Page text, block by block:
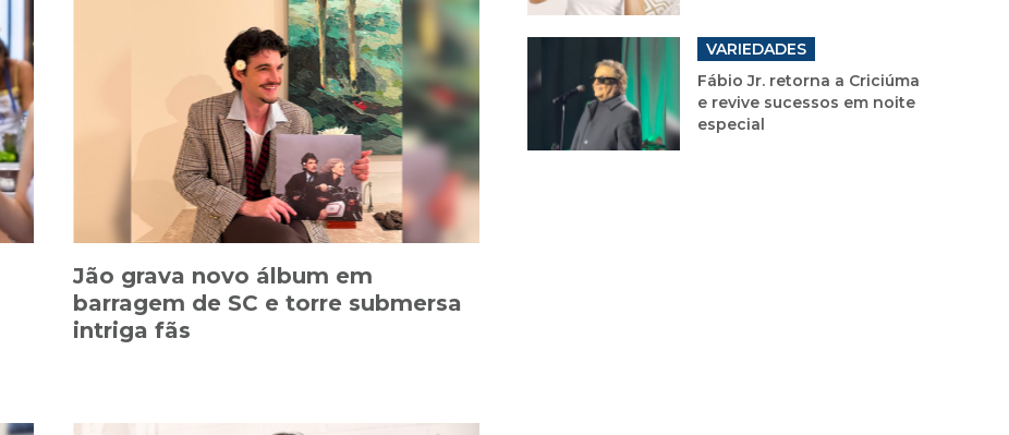
Jão grava novo álbum em
barragem de SC e torre submersa
intriga fãs
VARIEDADES
Fábio Jr. retorna a Criciúma
e revive sucessos em noite
especial